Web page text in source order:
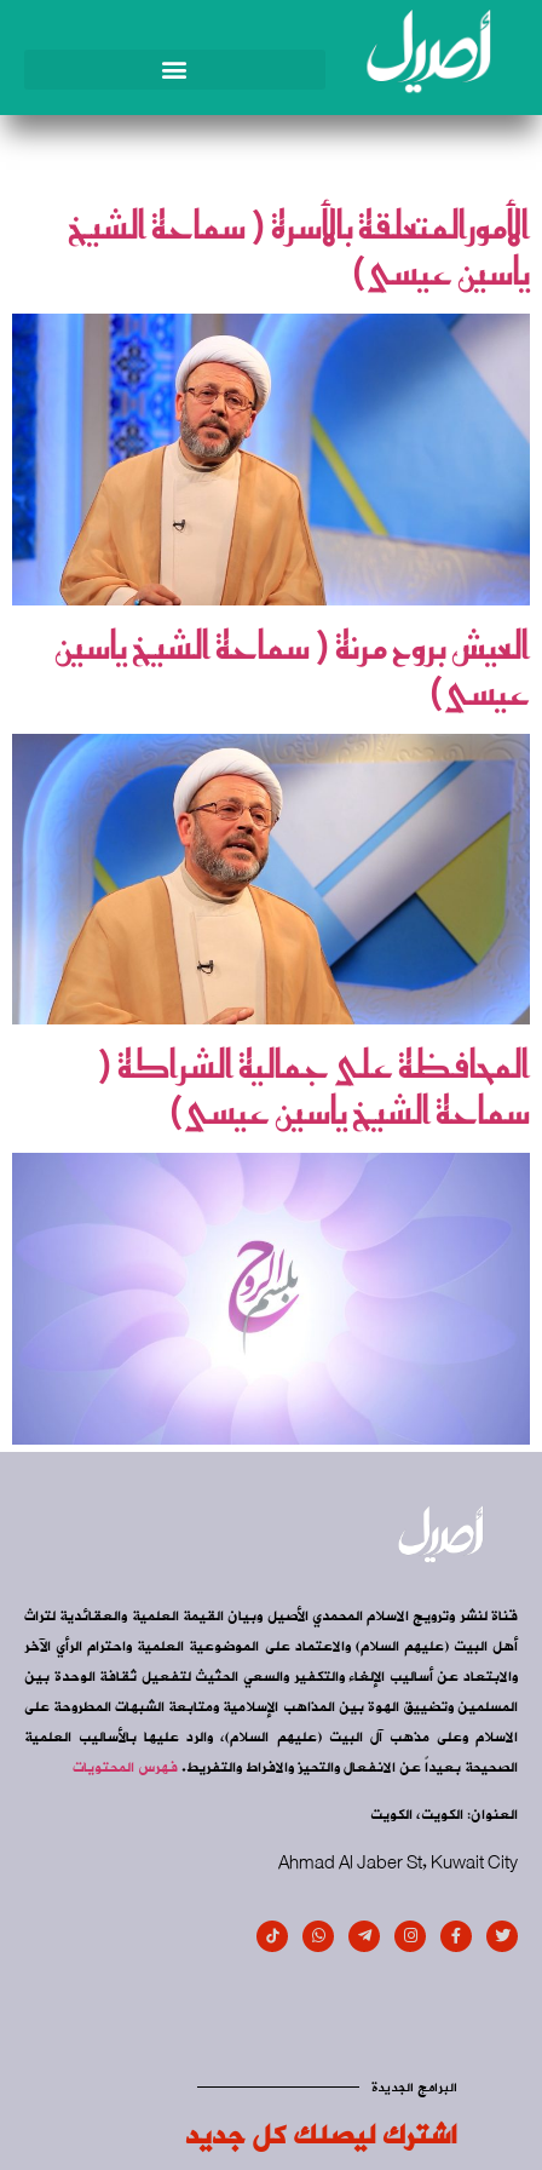
الوسم:شراكة زوجية
الأمورالمتعلقة بالأسرة ( سماحة الشيخ
ياسين عيسى)
العيش بروح مرنة ( سماحة الشيخ ياسين
عيسى)
المحافظة على جمالية الشراكة (
سماحة الشيخ ياسين عيسى)
قناة لنشر وترويج الاسلام المحمدي الأصيل وبيان القيمة العلمية والعقائدية لتراث
أهل البيت (عليهم السلام) والاعتماد على الموضوعية العلمية واحترام الرأي الآخر
والابتعاد عن أساليب الإلغاء والتكفير والسعي الحثيث لتفعيل ثقافة الوحدة بين
المسلمين وتضييق الهوة بين المذاهب الإسلامية ومتابعة الشبهات المطروحة على
الاسلام وعلى مذهب آل البيت (عليهم السلام)، والرد عليها بالأساليب العلمية
الصحيحة بعيداً عن الانفعال والتحيز والافراط والتفريط.فهرس المحتويات
العنوان: الكويت، الكويت
Ahmad Al Jaber St, Kuwait City
البرامج الجديدة
اشترك ليصلك كل جديد